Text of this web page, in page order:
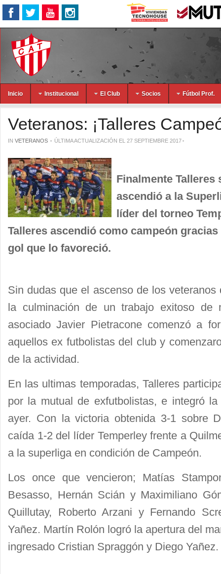
Inicio Institucional El Club Socios Fútbol Prof.
Veteranos: ¡Talleres
IN VETERANOS ÚLTIMA ACTUALIZACIÓN EL 27 SEPTIEMBRE 2017
Finalmente Talleres
ascendió a la
líder del torneo
Talleres ascendió como campeón
gol que lo favoreció.
Sin dudas que el ascenso de los
la culminación de un trabajo exitoso
asociado Javier Pietracone comenzó a
aquellos ex futbolistas del club y
de la actividad.
En las ultimas temporadas, Talleres
por la mutual de exfutbolistas, e integró
ayer. Con la victoria obtenida 3-1 sobre
caída 1-2 del líder Temperley frente a
a la superliga en condición de Campeón.
Los once que vencieron; Matías
Besasso, Hernán Scián y Maximiliano
Quillutay, Roberto Arzani y Fernando
Yañez. Martín Rolón logró la apertura del
ingresado Cristian Spraggón y Diego Yañez.